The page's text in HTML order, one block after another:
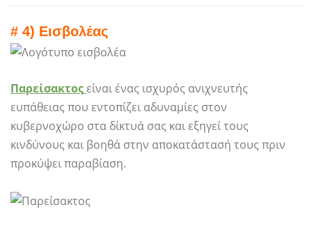
# 4) Εισβολέας
Παρείσακτοςείναι ένας ισχυρός ανιχνευτής
ευπάθειας που εντοπίζει αδυναμίες στον
κυβερνοχώρο στα δίκτυά σας και εξηγεί τους
κινδύνους και βοηθά στην αποκατάστασή τους πριν
προκύψει παραβίαση.